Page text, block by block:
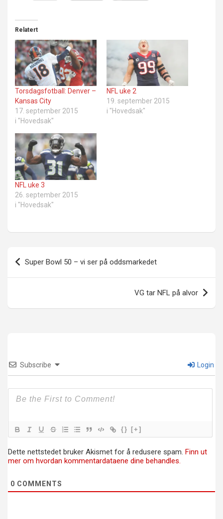
Relatert
Torsdagsfotball: Denver –
Kansas City
17. september 2015
i "Hovedsak"
NFL uke 2
19. september 2015
i "Hovedsak"
NFL uke 3
26. september 2015
i "Hovedsak"
Innleggsnavigasjon
Super Bowl 50 – vi ser på oddsmarkedet
VG tar NFL på alvor
Subscribe Login
{} [+]
Dette nettstedet bruker Akismet for å redusere spam. Finn ut
mer om hvordan kommentardataene dine behandles.
0 COMMENTS